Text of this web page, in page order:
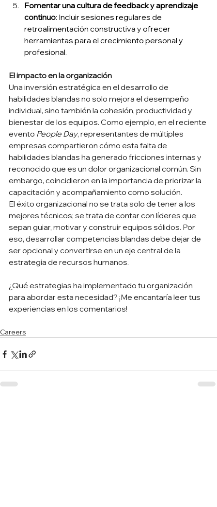
Fomentar una cultura de feedback y aprendizaje
continuo: Incluir sesiones regulares de
retroalimentación constructiva y ofrecer
herramientas para el crecimiento personal y
profesional.
El impacto en la organización
Una inversión estratégica en el desarrollo de
habilidades blandas no solo mejora el desempeño
individual, sino también la cohesión, productividad y
bienestar de los equipos. Como ejemplo, en el reciente
evento People Day, representantes de múltiples
empresas compartieron cómo esta falta de
habilidades blandas ha generado fricciones internas y
reconocido que es un dolor organizacional común. Sin
embargo, coincidieron en la importancia de priorizar la
capacitación y acompañamiento como solución.
El éxito organizacional no se trata solo de tener a los
mejores técnicos; se trata de contar con líderes que
sepan guiar, motivar y construir equipos sólidos. Por
eso, desarrollar competencias blandas debe dejar de
ser opcional y convertirse en un eje central de la
estrategia de recursos humanos.
¿Qué estrategias ha implementado tu organización
para abordar esta necesidad? ¡Me encantaría leer tus
experiencias en los comentarios!
Careers